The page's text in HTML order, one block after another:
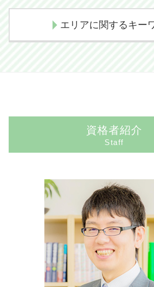
交通事故 逸失利益
過失割合 交通事故
後遺障害認定 デメリット
交通事故 弁護士
相続手続き 期限
相続人 範囲
代襲相続とは
任意整理とは
任意整理 デメリット
任意整理 クレジットカード
民事再生とは 簡単に
自己破産 デメリット
債務整理 クレジットカード
民事再生 会社更生 違い
境界線トラブル 塀
境界線トラブル 弁護士
境界線トラブル 植木
境界線トラブル
任意売却とは
境界線トラブル 相談
任意売却 不動産
企業法務 顧問弁護士
コンプライアンス 意味
コンプライアンス わかりやすく
顧問弁護士 費用
契約法務
顧問弁護士 必要性
企業法務 法律事務所
契約書 リーガルチェック
顧問弁護士とは
エリアに関するキー
佐倉市 相続 弁護士
佐倉市 刑事事件 弁護士
香取市 離婚 弁護士
印西市 相続 弁護士
成田市 交通事故 弁護士
香取市 相続 弁護士
印西市 離婚 弁護士
成田市 不動産 弁護士
佐倉市 離婚 弁護士
資格者紹介
Staff